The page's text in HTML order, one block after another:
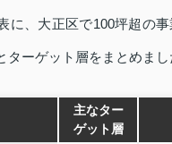
に、大正区で100坪超の
ターゲット層をまとめまし
主なター
ゲット層